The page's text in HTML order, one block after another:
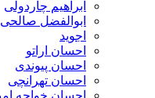
ابراهیم چاردولی
ابوالفضل صالحی
اجوید
احسان اراتو
احسان پیوندی
احسان تهرانچی
احسان خواجه